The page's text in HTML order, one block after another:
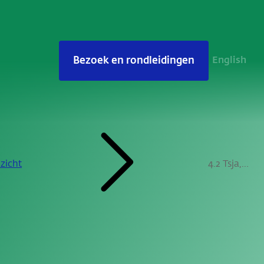
Bezoek en rondleidingen English
4.2 Tsja, dilemma